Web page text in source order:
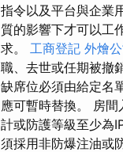
指令以及平台與企業
質的影響下才可以工
求。 工商登記 外燴
職、去世或任期被撤
缺席位必須由給定名
應可暫時替換。 房
計或防護等級至少為
須採用非防爆注油或